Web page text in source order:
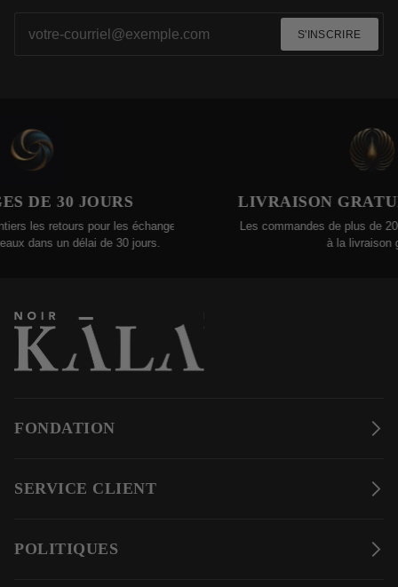
S'INSCRIRE
DE 30 JOURS
les retours pour les échanges ou
dans un délai de 30 jours.
LIVRAISON
Les commandes de plus de 200
à la livraison
FONDATION
SERVICE CLIENT
POLITIQUES